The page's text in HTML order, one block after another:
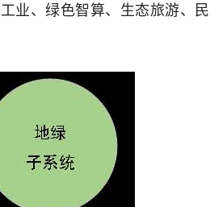
业、绿色智算、生态旅游、民